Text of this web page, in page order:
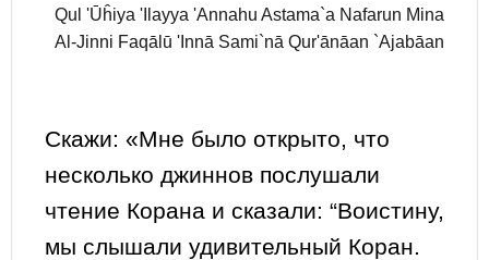
Qul 'Ūĥiya 'Ilayya 'Annahu Astama`a Nafarun Mina
Al-Jinni Faqālū 'Innā Sami`nā Qur'ānāan `Ajabāan
Скажи: «Мне было открыто, что
несколько джиннов послушали
чтение Корана и сказали: “Воистину,
мы слышали удивительный Коран.